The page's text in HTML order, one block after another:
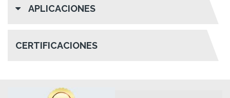
APLICACIONES
CERTIFICACIONES